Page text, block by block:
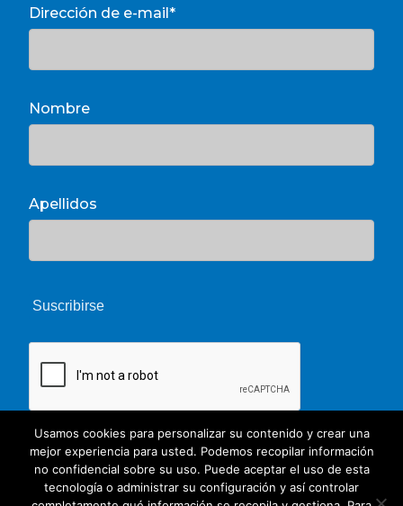
Dirección de e-mail*
Nombre
Apellidos
Usamos cookies para personalizar su contenido y crear una
mejor experiencia para usted. Podemos recopilar información
no confidencial sobre su uso. Puede aceptar el uso de esta
tecnología o administrar su configuración y así controlar